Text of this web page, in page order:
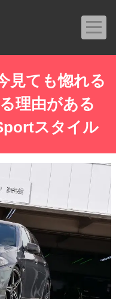
見ても惚れる
理由がある
スタイル